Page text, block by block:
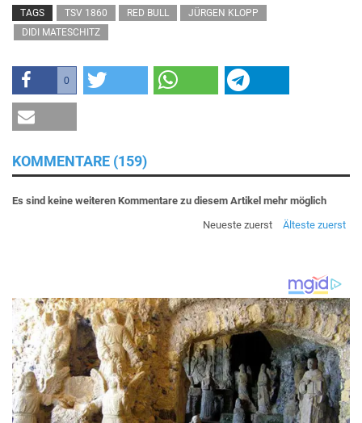
TAGS TSV 1860 RED BULL
JÜRGEN KLOPP
DIDI MATESCHITZ
0
KOMMENTARE (159)
Es sind keine weiteren Kommentare zu diesem Artikel mehr möglich
Neueste zuerst
Älteste zuerst